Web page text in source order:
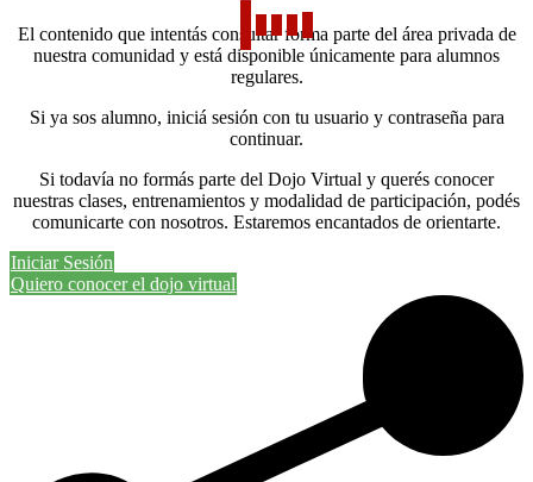
El contenido que intentás consultar forma parte del área privada de
nuestra comunidad y está disponible únicamente para alumnos
regulares.
Si ya sos alumno, iniciá sesión con tu usuario y contraseña para
continuar.
Si todavía no formás parte del Dojo Virtual y querés conocer
nuestras clases, entrenamientos y modalidad de participación, podés
comunicarte con nosotros. Estaremos encantados de orientarte.
Iniciar Sesión
Quiero conocer el dojo virtual